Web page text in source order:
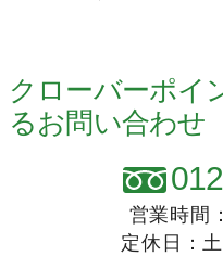
クローバーポイ
るお問い合わせ
営業時間
定休日：